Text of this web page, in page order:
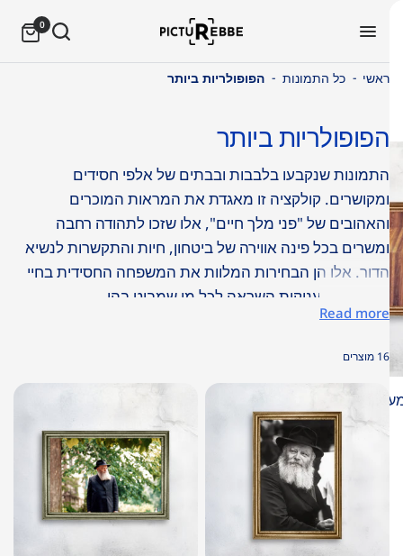
0
ראשי - כל התמונות - הפופולריות ביותר
הפופולריות ביותר
התמונות שנקבעו בלבבות ובבתים של אלפי חסידים
ומקושרים. קולקציה זו מאגדת את המראות המוכרים
והאהובים של "פני מלך חיים", אלו שזכו לתהודה רחבה
ומשרים בכל פינה אווירה של ביטחון, חיות והתקשרות לנשיא
הדור. אלו הן הבחירות המלוות את המשפחה החסידית בחיי
היום-יום ומעניקות השראה לכל מי שמביט בהן.
לקוחותינו? כאן תמצאו את גלריית הנבחרים – הצילומים
המבוקשים ביותר המופקים כפריטי אמנות יוקרתיים ומוכנים
לתלייה מידית. בין אם אתם מחפשים תמונה מרכזית לסלון,
למשרד או כמתנה מכובדת לאירוע מיוחד, הקולקציה הזו
מציעה את השילוב המנצח בין איכות ייצור לערך פנימי עמוק.
ניתן להזמין את התמונות במגוון גימורים מובילים כמו זכוכית
אקרילית, קנבס איכותי או מסגור עץ, המעניקים מראה
מרשים ועמידות לשנים רבות.
Read more
16 מוצרים